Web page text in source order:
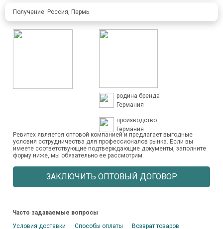
Получение: Россия, Пермь
родина бренда
Германия
производство
Германия
Ревитех является оптовой компанией и предлагает выгодные
условия сотрудничества для профессионалов рынка. Если вы
имеете соответствующие подтверждающие документы, заполните
форму ниже, мы обязательно ее рассмотрим.
ЗАКЛЮЧИТЬ ОПТОВЫЙ ДОГОВОР
Часто задаваемые вопросы
Условия доставки
Способы оплаты
Возврат товаров